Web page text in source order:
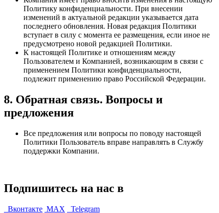
Политику конфиденциальности. При внесении
изменений в актуальной редакции указывается дата
последнего обновления. Новая редакция Политики
вступает в силу с момента ее размещения, если иное не
предусмотрено новой редакцией Политики.
К настоящей Политике и отношениям между
Пользователем и Компанией, возникающим в связи с
применением Политики конфиденциальности,
подлежит применению право Российской Федерации.
8. Обратная связь. Вопросы и
предложения
Все предложения или вопросы по поводу настоящей
Политики Пользователь вправе направлять в Службу
поддержки Компании.
Подпишитесь на нас в
Вконтакте MAX
Telegram